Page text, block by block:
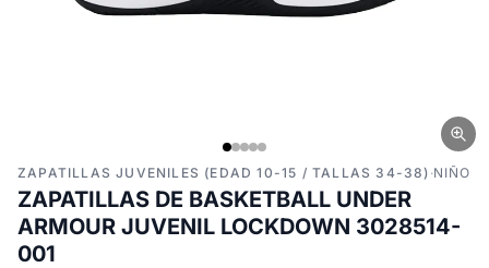
ZAPATILLAS JUVENILES (EDAD 10-15 / TALLAS 34-38) ·NIÑO
ZAPATILLAS DE BASKETBALL UNDER
ARMOUR JUVENIL LOCKDOWN 3028514-
001